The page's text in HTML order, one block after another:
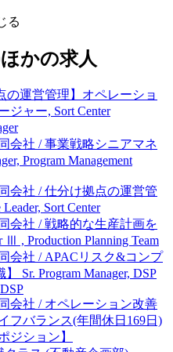
る
かの求人
の運営管理】オペレーショ
ジャー, Sort Center
会社 / 事業戦略シニアマネ
Program Management
会社 / 仕分け拠点の運営管
Sort Center
会社 / 戦略的な生産計画を
Ⅲ , Production Planning Team
会社 / APACリスク&コンプ
Sr. Program Manager, DSP
会社 / オペレーション改善
フバランス(年間休日169日)
ジション】